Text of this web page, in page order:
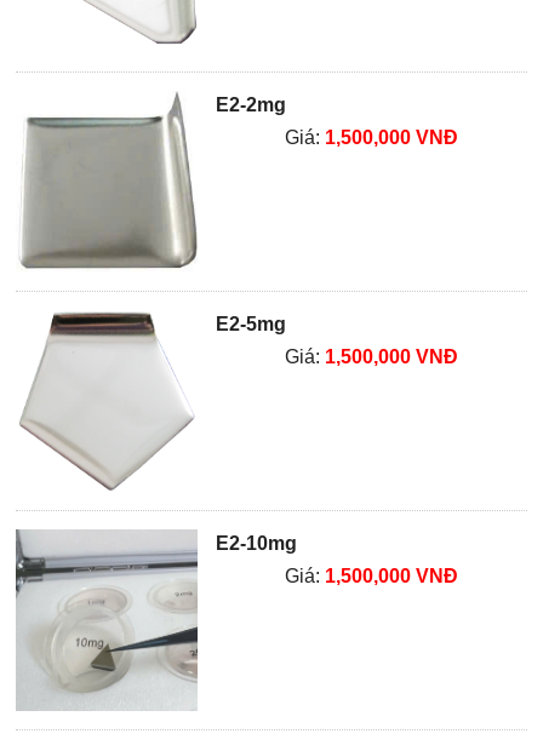
E2-2mg
Giá: 1,500,000 VNĐ
E2-5mg
Giá: 1,500,000 VNĐ
E2-10mg
Giá: 1,500,000 VNĐ